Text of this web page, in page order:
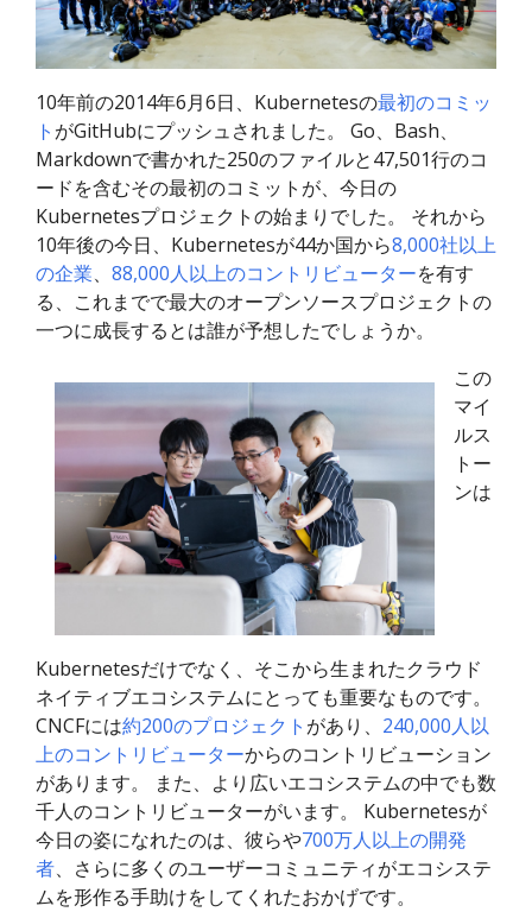
10年前の2014年6月6日、Kubernetesの最初のコミッ
ト がGitHubにプッシュされました。 Go、Bash、
Markdownで書かれた250のファイルと47,501行のコ
ードを含むその最初のコミットが、今日の
Kubernetesプロジェクトの始まりでした。 それから
10年後の今日、Kubernetesが44か国から8,000社以上
の企業、 88,000人以上のコントリビューターを有す
る、これまでで最大のオープンソースプロジェクトの
一つに成長するとは誰が予想したでしょうか。
この
マイ
ルス
トー
ンは
Kubernetesだけでなく、そこから生まれたクラウド
ネイティブエコシステムにとっても重要なものです。
CNCFには約200のプロジェクトがあり、 240,000人以
上のコントリビューターからのコントリビューション
があります。 また、より広いエコシステムの中でも数
千人のコントリビューターがいます。 Kubernetesが
今日の姿になれたのは、彼らや700万人以上の開発
者、さらに多くのユーザーコミュニティがエコシステ
ムを形作る手助けをしてくれたおかげです。